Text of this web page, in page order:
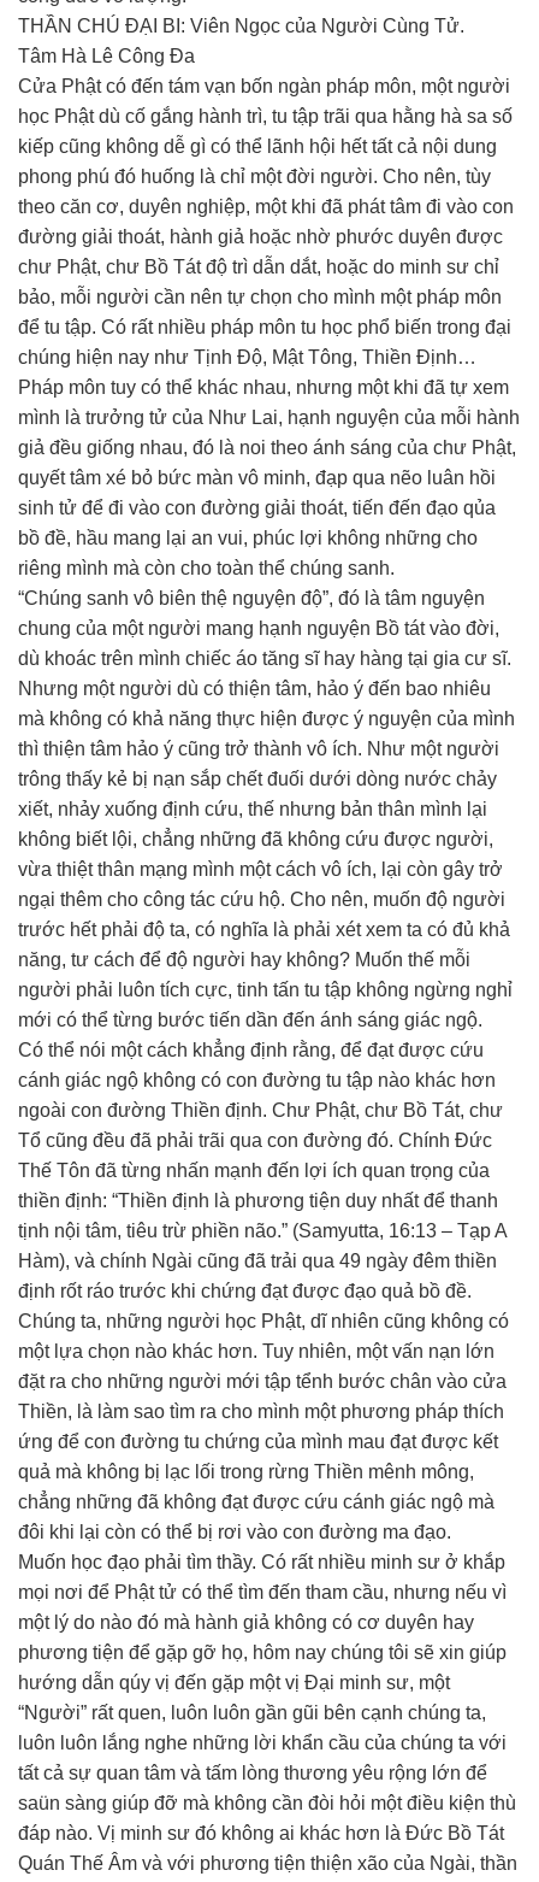
THẦN CHÚ ĐẠI BI: Viên Ngọc của Người Cùng Tử.
Tâm Hà Lê Công Đa
Cửa Phật có đến tám vạn bốn ngàn pháp môn, một người
học Phật dù cố gắng hành trì, tu tập trãi qua hằng hà sa số
kiếp cũng không dễ gì có thể lãnh hội hết tất cả nội dung
phong phú đó huống là chỉ một đời người. Cho nên, tùy
theo căn cơ, duyên nghiệp, một khi đã phát tâm đi vào con
đường giải thoát, hành giả hoặc nhờ phước duyên được
chư Phật, chư Bồ Tát độ trì dẫn dắt, hoặc do minh sư chỉ
bảo, mỗi người cần nên tự chọn cho mình một pháp môn
để tu tập. Có rất nhiều pháp môn tu học phổ biến trong đại
chúng hiện nay như Tịnh Độ, Mật Tông, Thiền Định…
Pháp môn tuy có thể khác nhau, nhưng một khi đã tự xem
mình là trưởng tử của Như Lai, hạnh nguyện của mỗi hành
giả đều giống nhau, đó là noi theo ánh sáng của chư Phật,
quyết tâm xé bỏ bức màn vô minh, đạp qua nẽo luân hồi
sinh tử để đi vào con đường giải thoát, tiến đến đạo qủa
bồ đề, hầu mang lại an vui, phúc lợi không những cho
riêng mình mà còn cho toàn thể chúng sanh.
“Chúng sanh vô biên thệ nguyện độ”, đó là tâm nguyện
chung của một người mang hạnh nguyện Bồ tát vào đời,
dù khoác trên mình chiếc áo tăng sĩ hay hàng tại gia cư sĩ.
Nhưng một người dù có thiện tâm, hảo ý đến bao nhiêu
mà không có khả năng thực hiện được ý nguyện của mình
thì thiện tâm hảo ý cũng trở thành vô ích. Như một người
trông thấy kẻ bị nạn sắp chết đuối dưới dòng nước chảy
xiết, nhảy xuống định cứu, thế nhưng bản thân mình lại
không biết lội, chẳng những đã không cứu được người,
vừa thiệt thân mạng mình một cách vô ích, lại còn gây trở
ngại thêm cho công tác cứu hộ. Cho nên, muốn độ người
trước hết phải độ ta, có nghĩa là phải xét xem ta có đủ khả
năng, tư cách để độ người hay không? Muốn thế mỗi
người phải luôn tích cực, tinh tấn tu tập không ngừng nghỉ
mới có thể từng bước tiến dần đến ánh sáng giác ngộ.
Có thể nói một cách khẳng định rằng, để đạt được cứu
cánh giác ngộ không có con đường tu tập nào khác hơn
ngoài con đường Thiền định. Chư Phật, chư Bồ Tát, chư
Tổ cũng đều đã phải trãi qua con đường đó. Chính Đức
Thế Tôn đã từng nhấn mạnh đến lợi ích quan trọng của
thiền định: “Thiền định là phương tiện duy nhất để thanh
tịnh nội tâm, tiêu trừ phiền não.” (Samyutta, 16:13 – Tạp A
Hàm), và chính Ngài cũng đã trải qua 49 ngày đêm thiền
định rốt ráo trước khi chứng đạt được đạo quả bồ đề.
Chúng ta, những người học Phật, dĩ nhiên cũng không có
một lựa chọn nào khác hơn. Tuy nhiên, một vấn nạn lớn
đặt ra cho những người mới tập tểnh bước chân vào cửa
Thiền, là làm sao tìm ra cho mình một phương pháp thích
ứng để con đường tu chứng của mình mau đạt được kết
quả mà không bị lạc lối trong rừng Thiền mênh mông,
chẳng những đã không đạt được cứu cánh giác ngộ mà
đôi khi lại còn có thể bị rơi vào con đường ma đạo.
Muốn học đạo phải tìm thầy. Có rất nhiều minh sư ở khắp
mọi nơi để Phật tử có thể tìm đến tham cầu, nhưng nếu vì
một lý do nào đó mà hành giả không có cơ duyên hay
phương tiện để gặp gỡ họ, hôm nay chúng tôi sẽ xin giúp
hướng dẫn qúy vị đến gặp một vị Đại minh sư, một
“Người” rất quen, luôn luôn gần gũi bên cạnh chúng ta,
luôn luôn lắng nghe những lời khẩn cầu của chúng ta với
tất cả sự quan tâm và tấm lòng thương yêu rộng lớn để
saün sàng giúp đỡ mà không cần đòi hỏi một điều kiện thù
đáp nào. Vị minh sư đó không ai khác hơn là Đức Bồ Tát
Quán Thế Âm và với phương tiện thiện xão của Ngài, thần